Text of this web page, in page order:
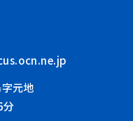
元地
分